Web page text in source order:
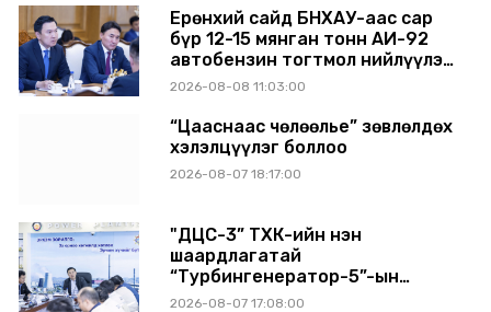
Ерөнхий сайд БНХАУ-аас сар
бүр 12-15 мянган тонн АИ-92
автобензин тогтмол нийлүүлэх
хүсэлт тавилаа
2026-08-08 11:03:00
“Цааснаас чөлөөлье” зөвлөлдөх
хэлэлцүүлэг боллоо
2026-08-07 18:17:00
"ДЦС-3” ТӨХК-ийн нэн
шаардлагатай
“Турбингенератор-5”-ын
шинэчлэлийн төсвийг
2026-08-07 17:08:00